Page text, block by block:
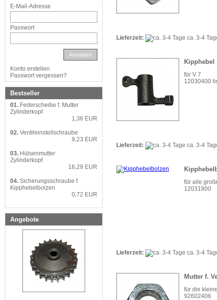
Lieferzeit: ca. 3-4
Kipphebel
für V 7
12030400
Lieferzeit: ca. 3-4
für alle
12031800
Lieferzeit: ca. 3-4
Mutter f.
für die
92602406
E-Mail-Adresse
Passwort
Anmelden
Konto erstellen
Passwort vergessen?
Bestseller
01. Federscheibe f. Mutter
Zylinderkopf
1,36 EUR
02. Ventileinstellschraube
9,23 EUR
03. Hülsenmutter
Zylinderkopf
16,29 EUR
04. Sicherungsschraube f.
Kipphebelbolzen
0,72 EUR
Angebote